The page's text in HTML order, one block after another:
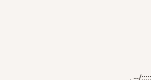
￣
_
`)ll|
／
,-'´
＿